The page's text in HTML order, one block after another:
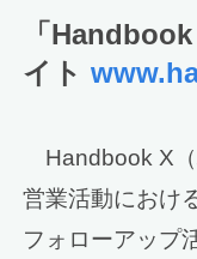
「
イト
Handbook X（
営業活動におけ
フォローアップ